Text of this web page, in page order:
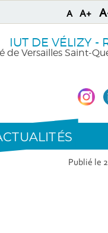
A A+
IUT DE VÉLIZY -
de Versailles Saint-
Publié le